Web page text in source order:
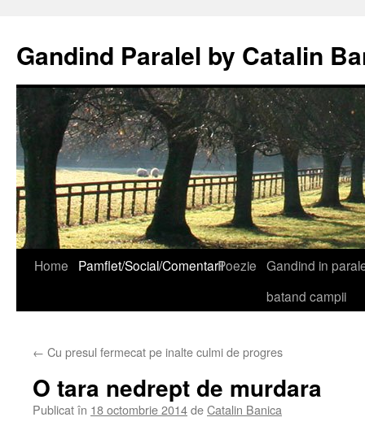
Gandind Paralel by Catalin
Sari
Home Pamflet/Social/ComentariiPoezie Gandind in
batand campii
← Cu presul fermecat pe inalte culmi de progres
O tara nedrept de murdara
Publicat în 18 octombrie 2014deCatalin Banica